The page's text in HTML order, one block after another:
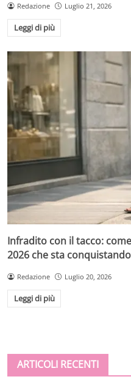
Redazione Luglio 21, 2026
Leggi di più
Infradito con il tacco:
2026 che sta
Redazione Luglio 20, 2026
Leggi di più
ARTICOLI RECENTI